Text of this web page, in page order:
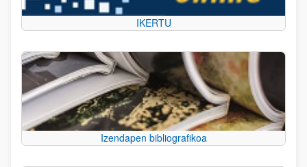
IKERTU
Izendapen bibliografikoa